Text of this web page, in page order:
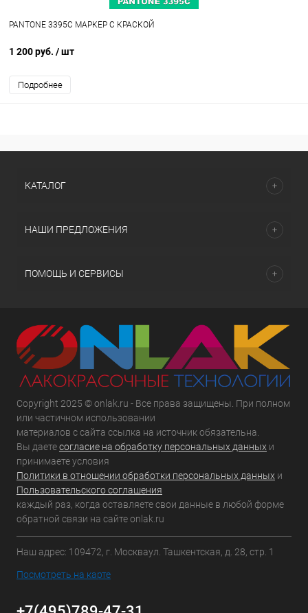
PANTONE 3395C МАРКЕР С КРАСКОЙ
1 200 руб. / шт
Подробнее
КАТАЛОГ
НАШИ ПРЕДЛОЖЕНИЯ
ПОМОЩЬ И СЕРВИСЫ
Copyright 2025 © onlak.ru - Все права защищены. При полном
или частичном использовании
материалов с сайта ссылка на источник обязательна.
Вы даетесогласие на обработку персональных данных и
принимаете условия
Политики в отношении обработки персональных данных и
Пользовательского соглашения
каждый раз, когда оставляете свои данные в любой форме
обратной связи на сайте onlak.ru
Наш адрес: 109472, г. Москваул. Ташкентская, д. 28, стр. 1
Посмотреть на карте